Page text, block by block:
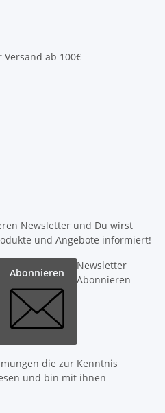
ab 100€
Newsletter und Du wirst
und Angebote informiert!
Abonnieren
Newsletter
Abonnieren
die zur Kenntnis
und bin mit ihnen